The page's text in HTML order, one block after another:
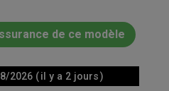
de ce modèle
2026 ( il y a 2 jours )